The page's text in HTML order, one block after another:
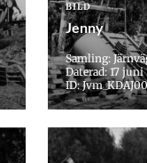
BILD
Jenny
Samling:
Daterad: 17 juni
ID: